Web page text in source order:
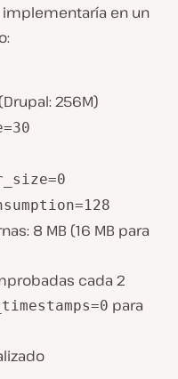
en un
(Drupal: 256M)
8 MB (16 MB para
cada 2
para